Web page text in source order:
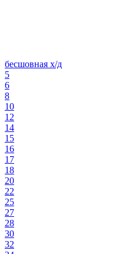
бесшовная х/д
5
6
8
10
12
14
15
16
17
18
20
22
25
27
28
30
32